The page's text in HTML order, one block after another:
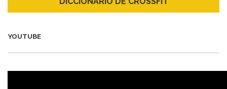
YOUTUBE